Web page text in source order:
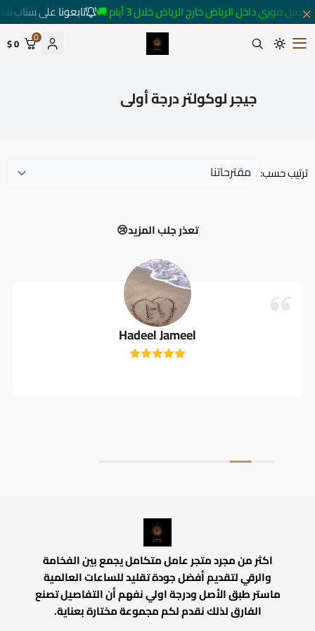
توصيل فوري داخل الرياض خارج الرياض خلال 3 أيام 🚚
تابعونا على سناب
متجر ساعات رومانس
0
0 $
جيجر لوكولتر درجة أولى
ترتيب حسب:
تعذر جلب المزيد😢
Hadeel Jameel
اكثر من مجرد متجر عامل متكامل يجمع بين الفخامة
والرقي لتقديم أفضل جودة تقليد للساعات العالمية
ماستر طبق الأصل ودرجة اولي نفهم أن التفاصيل تصنع
الفارق لذلك نقدم لكم مجموعة مختارة بعناية.